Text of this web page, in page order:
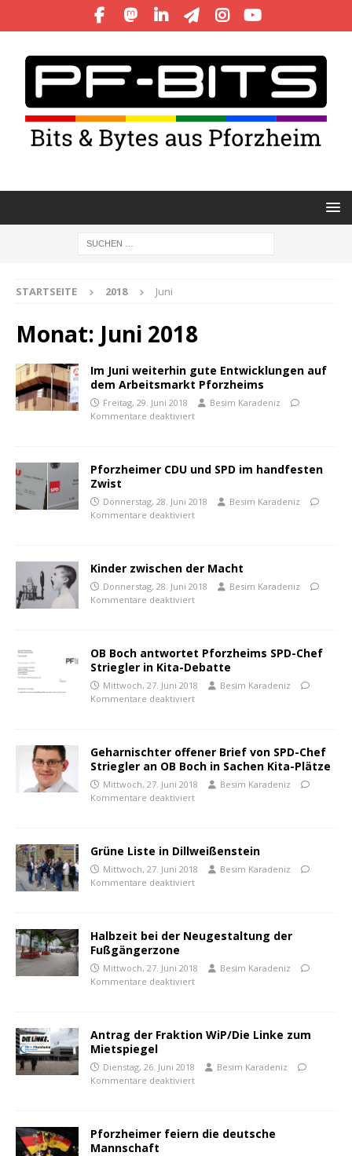
STARTSEITE 2018 Juni
Monat: Juni 2018
Im Juni weiterhin gute Entwicklungen auf
dem Arbeitsmarkt Pforzheims
Freitag, 29. Juni 2018
Besim Karadeniz
Kommentare deaktiviert
Pforzheimer CDU und SPD im handfesten
Zwist
Donnerstag, 28. Juni 2018
Besim Karadeniz
Kommentare deaktiviert
Kinder zwischen der Macht
Donnerstag, 28. Juni 2018
Besim Karadeniz
Kommentare deaktiviert
OB Boch antwortet Pforzheims SPD-Chef
Striegler in Kita-Debatte
Mittwoch, 27. Juni 2018
Besim Karadeniz
Kommentare deaktiviert
Geharnischter offener Brief von SPD-Chef
Striegler an OB Boch in Sachen Kita-Plätze
Mittwoch, 27. Juni 2018
Besim Karadeniz
Kommentare deaktiviert
Grüne Liste in Dillweißenstein
Mittwoch, 27. Juni 2018
Besim Karadeniz
Kommentare deaktiviert
Halbzeit bei der Neugestaltung der
Fußgängerzone
Mittwoch, 27. Juni 2018
Besim Karadeniz
Kommentare deaktiviert
Antrag der Fraktion WiP/Die Linke zum
Mietspiegel
Dienstag, 26. Juni 2018
Besim Karadeniz
Kommentare deaktiviert
Pforzheimer feiern die deutsche
Mannschaft